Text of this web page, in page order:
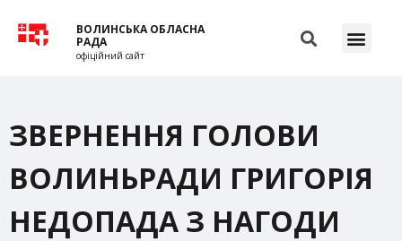
ВОЛИНСЬКА ОБЛАСНА
РАДА
офіційний сайт
ЗВЕРНЕННЯ ГОЛОВИ
ВОЛИНЬРАДИ ГРИГОРІЯ
НЕДОПАДА З НАГОДИ